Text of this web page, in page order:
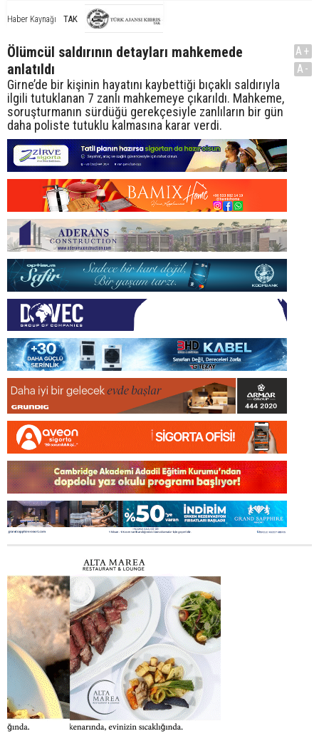
Haber Kaynağı TAK
Ölümcül saldırının detayları mahkemede
anlatıldı
Girne’de bir kişinin hayatını kaybettiği bıçaklı saldırıyla
ilgili tutuklanan 7 zanlı mahkemeye çıkarıldı. Mahkeme,
soruşturmanın sürdüğü gerekçesiyle zanlıların bir gün
daha poliste tutuklu kalmasına karar verdi.
A+
A-